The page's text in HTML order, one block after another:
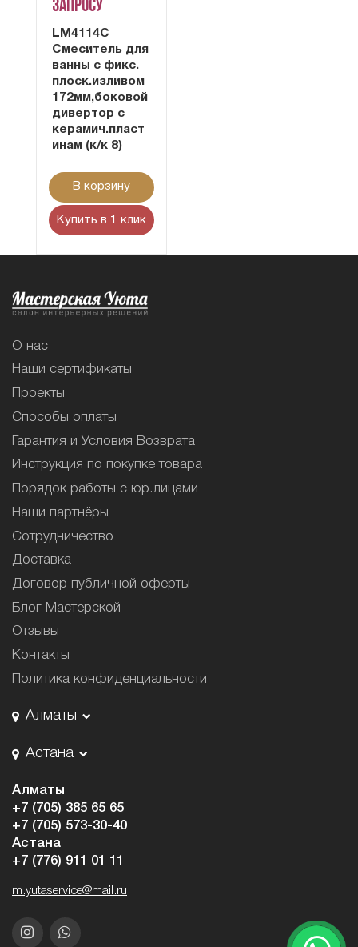
запросу
LM4114C
Смеситель для
ванны с фикс.
плоск.изливом
172мм,боковой
дивертор с
керамич.пласт
инам (к/к 8)
В корзину
Купить в 1 клик
О нас
Наши сертификаты
Проекты
Способы оплаты
Гарантия и Условия Возврата
Инструкция по покупке товара
Порядок работы с юр.лицами
Наши партнёры
Сотрудничество
Доставка
Договор публичной оферты
Блог Мастерской
Отзывы
Контакты
Политика конфиденциальности
Алматы
Астана
Алматы
+7 (705) 385 65 65
+7 (705) 573-30-40
Астана
+7 (776) 911 01 11
m.yutaservice@mail.ru